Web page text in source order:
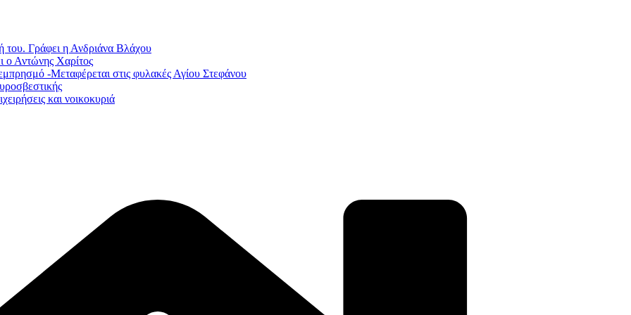
του. Γράφει η Ανδριάνα Βλάχου
ο Αντώνης Χαρίτος
-Μεταφέρεται στις φυλακές Αγίου Στεφάνου
και νοικοκυριά